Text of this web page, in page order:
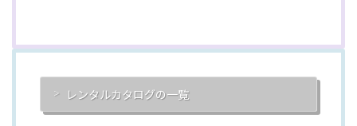
レンタルカタログの一覧